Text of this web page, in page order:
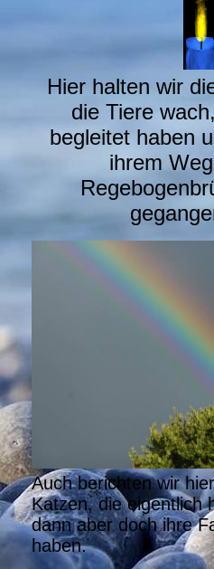
Hier halten wir
die Tiere
begleitet haben
ihrem
Auch berichten wir
Katzen, die eigentlich
dann aber doch ihre
haben.